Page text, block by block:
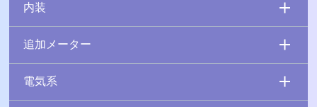
内装
追加メーター
電気系